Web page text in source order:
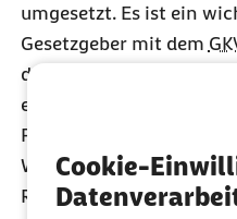
Cookie-
umgesetzt. Es ist ein
Gesetzgeber mit dem
des
er die Neuregelungen im
Finanzreserven der
Weiterentwicklung des
Risikostrukturausgleichs